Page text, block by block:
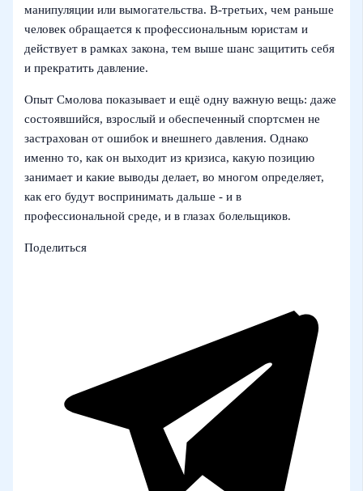
манипуляции или вымогательства. В-третьих, чем раньше
человек обращается к профессиональным юристам и
действует в рамках закона, тем выше шанс защитить себя
и прекратить давление.
Опыт Смолова показывает и ещё одну важную вещь: даже
состоявшийся, взрослый и обеспеченный спортсмен не
застрахован от ошибок и внешнего давления. Однако
именно то, как он выходит из кризиса, какую позицию
занимает и какие выводы делает, во многом определяет,
как его будут воспринимать дальше - и в
профессиональной среде, и в глазах болельщиков.
Поделиться